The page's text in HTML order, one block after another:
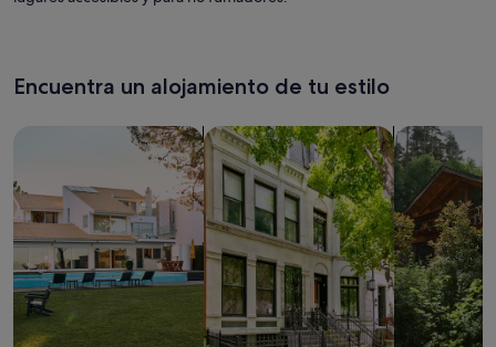
Encuentra un alojamiento de tu estilo
Busca apartamentos Buscar